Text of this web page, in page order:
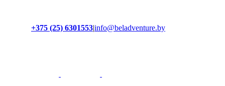
+375 (25) 6301553|info@beladventure.by